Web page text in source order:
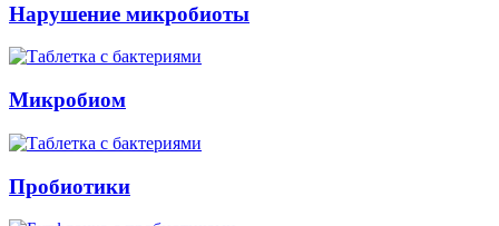
Нарушение микробиоты
Микробиом
Пробиотики